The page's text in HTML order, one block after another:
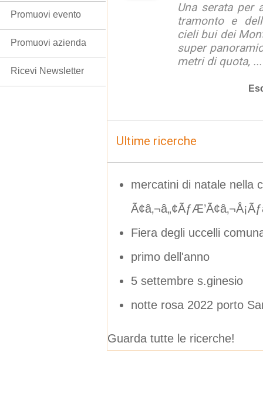
Una serata per
tramonto e
cieli bui dei
super
metri di quota, ...
Ultime ricerche
mercatini di natale nella
Fiera degli uccelli
primo dell'anno
5 settembre s.ginesio
notte rosa 2022 porto
Guarda tutte le ricerche!
Promuovi evento
Promuovi azienda
Ricevi Newsletter